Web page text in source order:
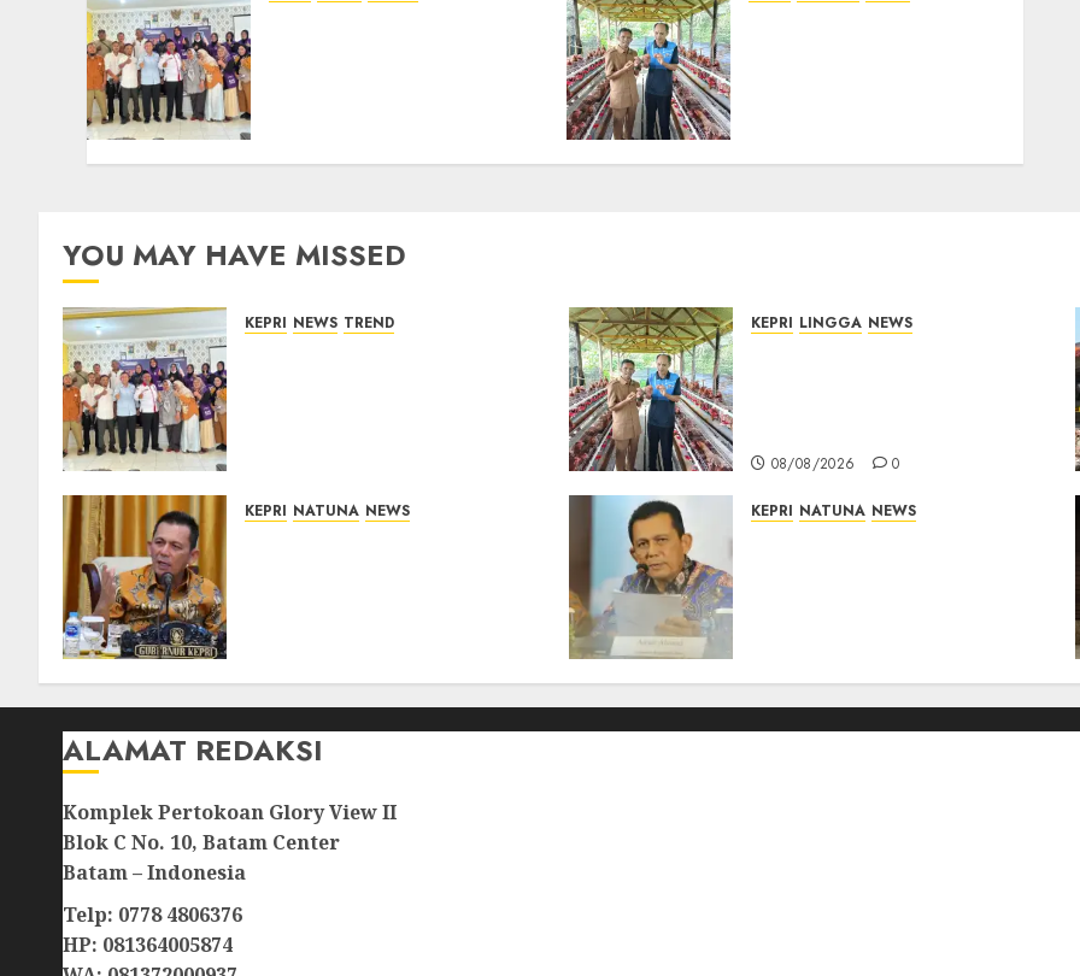
08/08/2026 0
YOU MAY HAVE MISSED
KEPRI NEWS TREND KEPRI LINGGA NEWS
08/08/2026 0
KEPRI NATUNA NEWS
07/08/2026 0
KEPRI NATUNA NEWS
07/08/2026 0
ALAMAT REDAKSI
Komplek Pertokoan Glory View II
Blok C No. 10, Batam Center
Batam – Indonesia
Telp: 0778 4806376
HP: 081364005874